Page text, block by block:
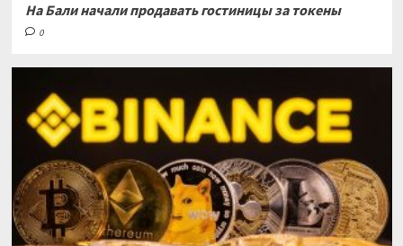
На Бали начали продавать гостиницы за токены
0